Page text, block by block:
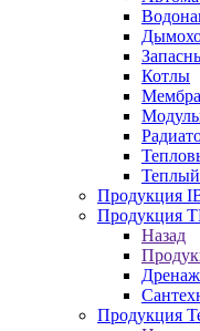
Котлы
Продукция
Продукция
Назад
Продукция